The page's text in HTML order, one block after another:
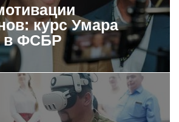
курс Умара
в ФСБР